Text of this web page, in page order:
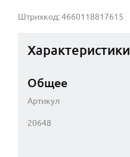
Штрихкод: 4660118817615
Характеристики
Общее
Артикул
20648